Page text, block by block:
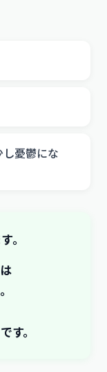
憂鬱にな
。
です。